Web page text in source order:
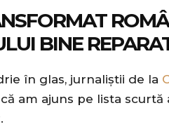
BINE
în glas, jurnaliștii de la
am ajuns pe lista